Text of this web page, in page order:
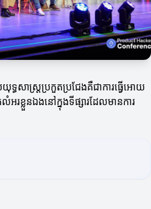
ធសាស្ត្រប្រកួតប្រជែងគឺជាការធ្វើអោយ
លំអរខ្លួនឯងនៅក្នុងទីផ្សារដែលមានការ